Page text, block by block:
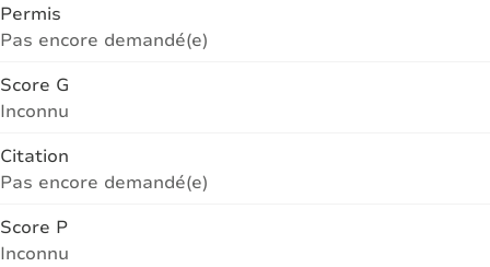
Permis
Pas encore demandé(e)
Score G
Inconnu
Citation
Pas encore demandé(e)
Score P
Inconnu